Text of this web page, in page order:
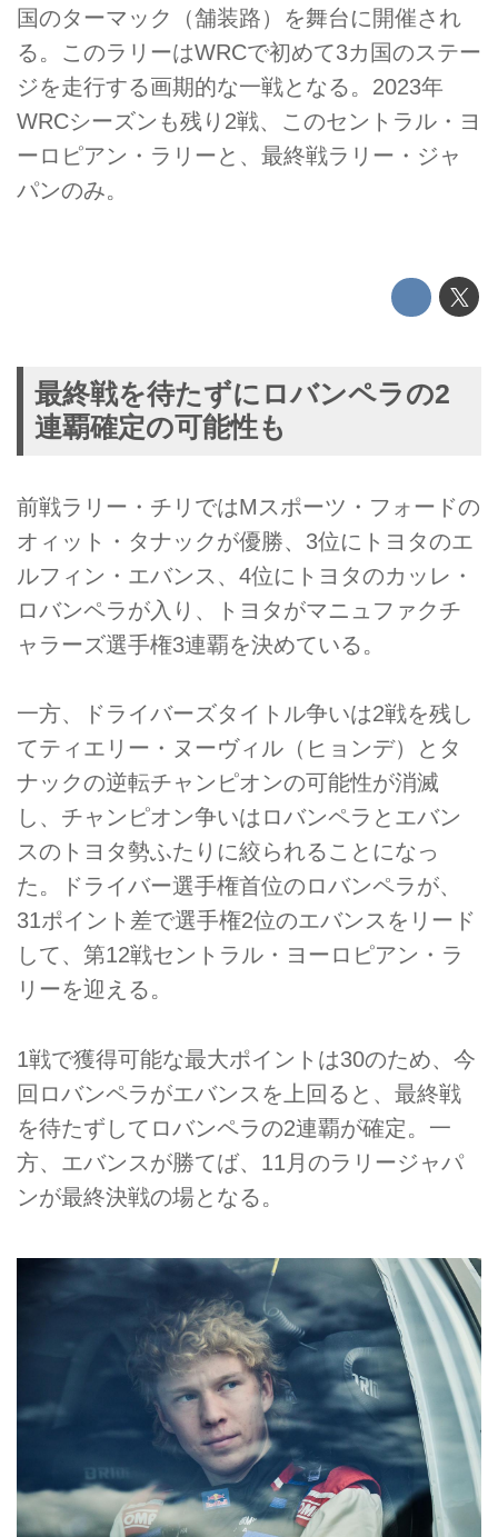
国のターマック（舗装路）を舞台に開催され
る。このラリーはWRCで初めて3カ国のステー
ジを走行する画期的な一戦となる。2023年
WRCシーズンも残り2戦、このセントラル・ヨ
ーロピアン・ラリーと、最終戦ラリー・ジャ
パンのみ。
最終戦を待たずにロバンペラの2
連覇確定の可能性も
前戦ラリー・チリではMスポーツ・フォードの
オィット・タナックが優勝、3位にトヨタのエ
ルフィン・エバンス、4位にトヨタのカッレ・
ロバンペラが入り、トヨタがマニュファクチ
ャラーズ選手権3連覇を決めている。
一方、ドライバーズタイトル争いは2戦を残し
てティエリー・ヌーヴィル（ヒョンデ）とタ
ナックの逆転チャンピオンの可能性が消滅
し、チャンピオン争いはロバンペラとエバン
スのトヨタ勢ふたりに絞られることになっ
た。ドライバー選手権首位のロバンペラが、
31ポイント差で選手権2位のエバンスをリード
して、第12戦セントラル・ヨーロピアン・ラ
リーを迎える。
1戦で獲得可能な最大ポイントは30のため、今
回ロバンペラがエバンスを上回ると、最終戦
を待たずしてロバンペラの2連覇が確定。一
方、エバンスが勝てば、11月のラリージャパ
ンが最終決戦の場となる。